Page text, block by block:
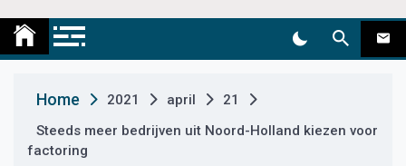
e
t
Medemblik Actueel
Home 2021 april
21
Steeds meer bedrijven uit Noord-Holland kiezen voor
factoring